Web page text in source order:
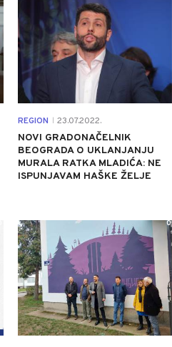
REGION 23.07.2022.
NOVI GRADONAČELNIK
BEOGRADA O UKLANJANJU
MURALA RATKA MLADIĆA: NE
ISPUNJAVAM HAŠKE ŽELJE
0